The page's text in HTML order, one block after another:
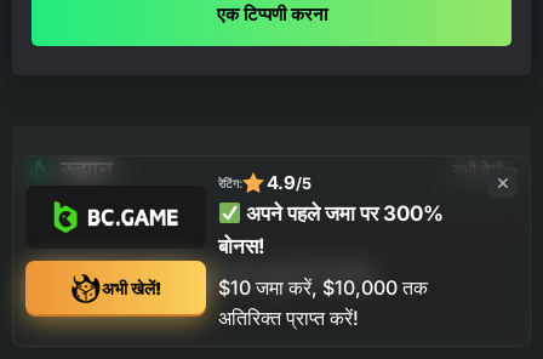
एक टिप्पणी करना
रुझान सभी देखें >
07-08-2026 समाचार
श्रीलंका दौरे से पहले भारत को झटका, शुभमन गिल चोटिल
अभी खेलें!
रेटिंग: 4.9/5
अपने पहले जमा पर 300%
बोनस!
$10 जमा करें, $10,000 तक
अतिरिक्त प्राप्त करें!